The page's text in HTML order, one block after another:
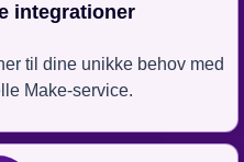
integrationer
til dine unikke behov med
Make-service.